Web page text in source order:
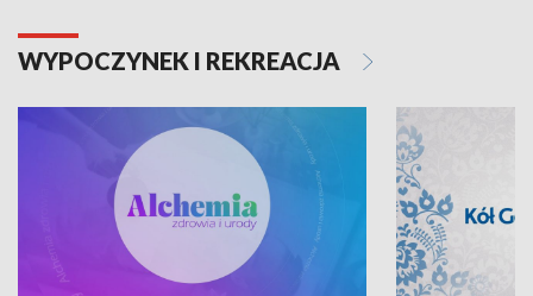
WYPOCZYNEK I REKREACJA